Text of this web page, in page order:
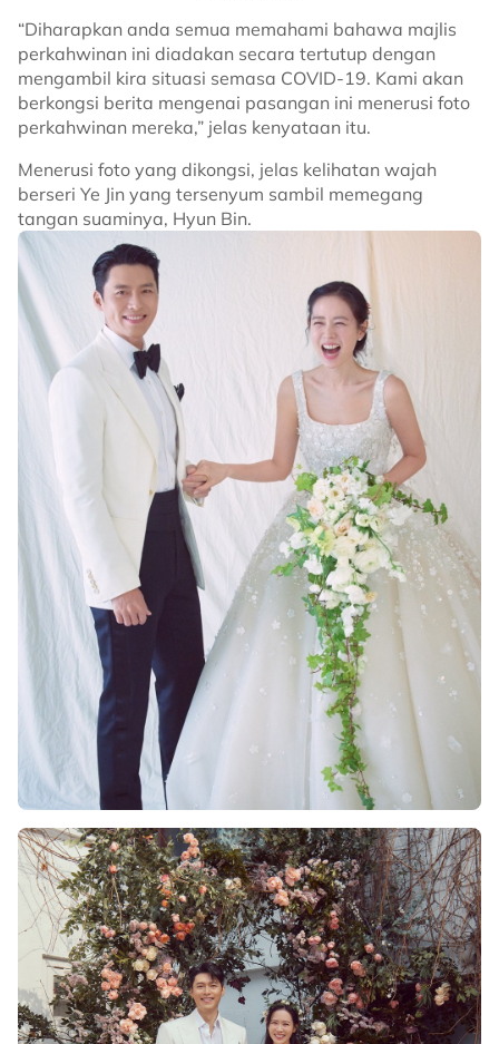
“Diharapkan anda semua memahami bahawa majlis
perkahwinan ini diadakan secara tertutup dengan
mengambil kira situasi semasa COVID-19. Kami akan
berkongsi berita mengenai pasangan ini menerusi foto
perkahwinan mereka,” jelas kenyataan itu.
Menerusi foto yang dikongsi, jelas kelihatan wajah
berseri Ye Jin yang tersenyum sambil memegang
tangan suaminya, Hyun Bin.